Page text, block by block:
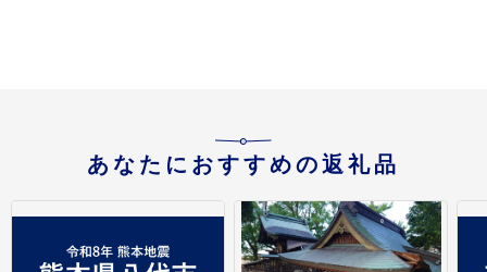
あなたにおすすめの返礼品